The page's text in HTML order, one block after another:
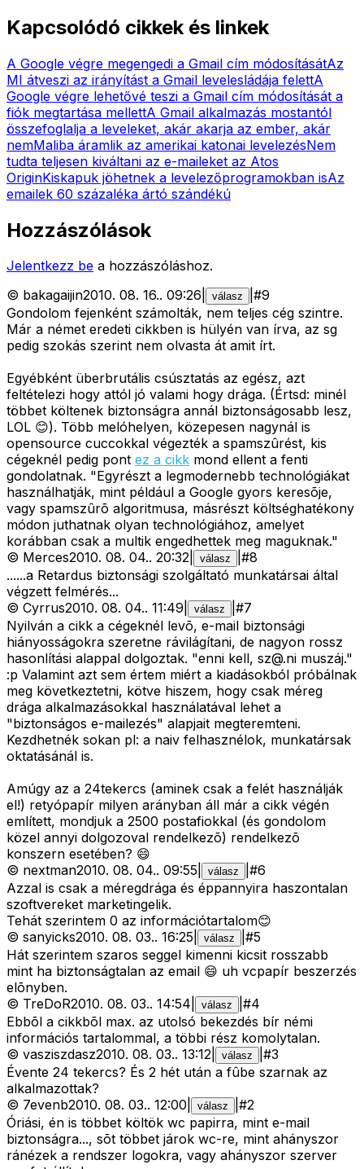
Kapcsolódó cikkek és linkek
A Google végre megengedi a Gmail cím módosításátAz
MI átveszi az irányítást a Gmail levelesládája felettA
Google végre lehetővé teszi a Gmail cím módosítását a
fiók megtartása mellettA Gmail alkalmazás mostantól
összefoglalja a leveleket, akár akarja az ember, akár
nemMaliba áramlik az amerikai katonai levelezésNem
tudta teljesen kiváltani az e-maileket az Atos
OriginKiskapuk jöhetnek a levelezőprogramokban isAz
emailek 60 százaléka ártó szándékú
Hozzászólások
Jelentkezz be a hozzászóláshoz.
© bakagaijin2010. 08. 16.. 09:26 válasz #9
Gondolom fejenként számolták, nem teljes cég szintre.
Már a német eredeti cikkben is hülyén van írva, az sg
pedig szokás szerint nem olvasta át amit írt.
Egyébként überbrutális csúsztatás az egész, azt
feltételezi hogy attól jó valami hogy drága. (Értsd: minél
többet költenek biztonságra annál biztonságosabb lesz,
LOL 😊). Több melóhelyen, közepesen nagynál is
opensource cuccokkal végezték a spamszûrést, kis
cégeknél pedig pont ez a cikk mond ellent a fenti
gondolatnak. "Egyrészt a legmodernebb technológiákat
használhatják, mint például a Google gyors keresõje,
vagy spamszûrõ algoritmusa, másrészt költséghatékony
módon juthatnak olyan technológiához, amelyet
korábban csak a multik engedhettek meg maguknak."
© Merces2010. 08. 04.. 20:32 válasz #8
......a Retardus biztonsági szolgáltató munkatársai által
végzett felmérés...
© Cyrrus2010. 08. 04.. 11:49 válasz #7
Nyilván a cikk a cégeknél levõ, e-mail biztonsági
hiányosságokra szeretne rávilágítani, de nagyon rossz
hasonlítási alappal dolgoztak. "enni kell, sz@.ni muszáj."
:p Valamint azt sem értem miért a kiadásokból próbálnak
meg következtetni, kötve hiszem, hogy csak méreg
drága alkalmazásokkal használatával lehet a
"biztonságos e-mailezés" alapjait megteremteni.
Kezdhetnék sokan pl: a naiv felhasznélok, munkatársak
oktatásánál is.
Amúgy az a 24tekercs (aminek csak a felét használják
el!) retyópapír milyen arányban áll már a cikk végén
említett, mondjuk a 2500 postafiokkal (és gondolom
közel annyi dolgozoval rendelkezõ) rendelkezõ
konszern esetében? 😄
© nextman2010. 08. 04.. 09:55 válasz #6
Azzal is csak a méregdrága és éppannyira haszontalan
szoftvereket marketingelik.
Tehát szerintem 0 az információtartalom😊
© sanyicks2010. 08. 03.. 16:25 válasz #5
Hát szerintem szaros seggel kimenni kicsit rosszabb
mint ha biztonságtalan az email 😄 uh vcpapír beszerzés
elõnyben.
© TreDoR2010. 08. 03.. 14:54 válasz #4
Ebbõl a cikkbõl max. az utolsó bekezdés bír némi
információs tartalommal, a többi rész komolytalan.
© vasziszdasz2010. 08. 03.. 13:12 válasz #3
Évente 24 tekercs? És 2 hét után a fûbe szarnak az
alkalmazottak?
© 7evenb2010. 08. 03.. 12:00 válasz #2
Óriási, én is többet költök wc papirra, mint e-mail
biztonságra..., sõt többet járok wc-re, mint ahányszor
ránézek a rendszer logokra, vagy ahányszor szerver